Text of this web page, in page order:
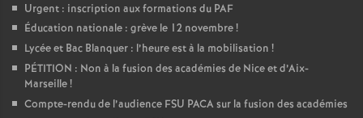
Urgent : inscription aux formations du PAF
Éducation nationale : grève le 12 novembre!
Lycée et Bac Blanquer : l’heure est à la mobilisation !
PÉTITION : Non à la fusion des académies de Nice et d’Aix-
Marseille!
Compte-rendu de l’audience FSU PACA sur la fusion des académies